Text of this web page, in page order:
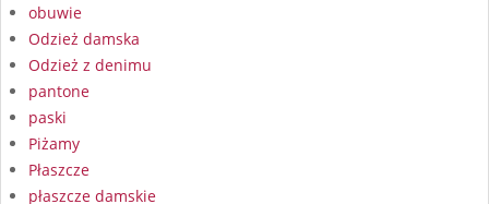
obuwie
Odzież damska
Odzież z denimu
pantone
paski
Piżamy
Płaszcze
płaszcze damskie